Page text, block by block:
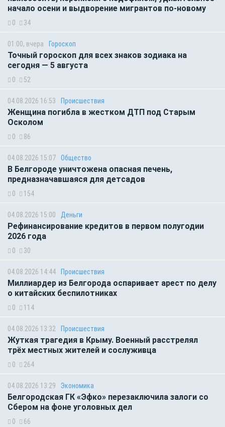
начало осени и выдворение мигрантов по-новому
0 34
01:00, вчера Гороскоп
Точный гороскоп для всех знаков зодиака на
сегодня — 5 августа
0 52
04.08.2026 16:53 Происшествия
Женщина погибла в жестком ДТП под Старым
Осколом
0 86
04.08.2026 15:07 Общество
В Белгороде уничтожена опасная печень,
предназначавшаяся для детсадов
0 154
04.08.2026 15:00 Деньги
Рефинансирование кредитов в первом полугодии
2026 года
0 30
04.08.2026 14:44 Происшествия
Миллиардер из Белгорода оспаривает арест по делу
о китайских беспилотниках
0 114
04.08.2026 13:32 Происшествия
Жуткая трагедия в Крыму. Военный расстрелял
трёх местных жителей и сослуживца
0 264
04.08.2026 13:29 Экономика
Белгородская ГК «Эфко» перезаключила залоги со
Сбером на фоне уголовных дел
0 66